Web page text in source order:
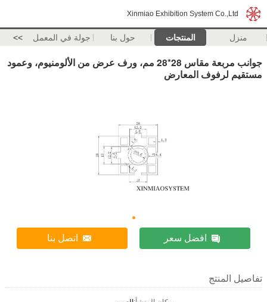
Xinmiao Exhibition System Co.,Ltd
منزل المنتجات حول بنا جولة في المعمل >>
جوانب مربعة مقاس 28*28 مم، ورف عرض من الألومنيوم، وعمود
مستقيم لرفوف المعارض
افضل سعر اتصل بنا
تفاصيل المنتج